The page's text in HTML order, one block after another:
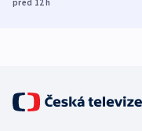
před 12h